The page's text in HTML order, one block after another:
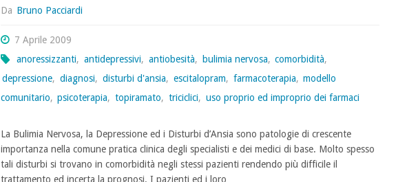
Da Bruno Pacciardi
7 Aprile 2009
anoressizzanti, antidepressivi, antiobesità, bulimia nervosa, comorbidità,
depressione, diagnosi, disturbi d'ansia, escitalopram, farmacoterapia, modello
comunitario, psicoterapia, topiramato, triciclici, uso proprio ed improprio dei farmaci
La Bulimia Nervosa, la Depressione ed i Disturbi d’Ansia sono patologie di crescente
importanza nella comune pratica clinica degli specialisti e dei medici di base. Molto spesso
tali disturbi si trovano in comorbidità negli stessi pazienti rendendo più difficile il
trattamento ed incerta la prognosi. I pazienti ed i loro …